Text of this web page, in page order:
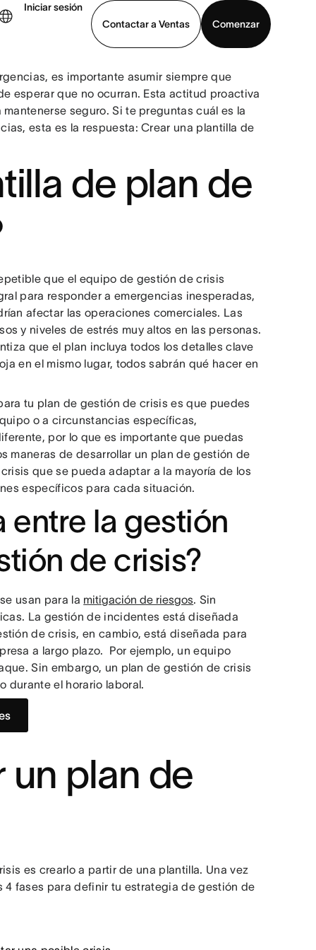
Iniciar sesión
Contactar a Ventas
Comenzar
demo Descargar la aplicación
es importante asumir siempre que
esperar que no ocurran. Esta actitud proactiva
seguro. Si te preguntas cuál es la
esta es la respuesta: Crear una plantilla de
de plan de
que el equipo de gestión de crisis
para responder a emergencias inesperadas,
afectar las operaciones comerciales. Las
y niveles de estrés muy altos en las personas.
que el plan incluya todos los detalles clave
en el mismo lugar, todos sabrán qué hacer en
tu plan de gestión de crisis es que puedes
o a circunstancias específicas,
por lo que es importante que puedas
maneras de desarrollar un plan de gestión de
que se pueda adaptar a la mayoría de los
específicos para cada situación.
entre la gestión
de crisis?
usan para la mitigación de riesgos. Sin
La gestión de incidentes está diseñada
de crisis, en cambio, está diseñada para
a largo plazo. Por ejemplo, un equipo
Sin embargo, un plan de gestión de crisis
durante el horario laboral.
un plan de
es crearlo a partir de una plantilla. Una vez
fases para definir tu estrategia de gestión de